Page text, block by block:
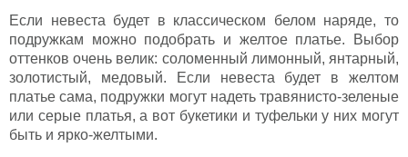
Если невеста будет в классическом белом наряде, то
подружкам можно подобрать и желтое платье. Выбор
оттенков очень велик: соломенный лимонный, янтарный,
золотистый, медовый. Если невеста будет в желтом
платье сама, подружки могут надеть травянисто-зеленые
или серые платья, а вот букетики и туфельки у них могут
быть и ярко-желтыми.